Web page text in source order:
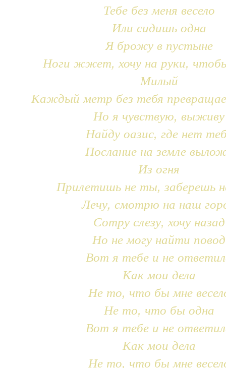
Тебе без меня весело
Или сидишь одна
Я брожу в пустыне
Ноги жжет, хочу на руки,
Милый
Каждый метр без тебя
Но я чувствую, выживу
Найду оазис, где нет
Послание на земле
Из огня
Прилетишь не ты, заберешь
Лечу, смотрю на наш
Сотру слезу, хочу назад
Но не могу найти повод
Вот я тебе и не
Как мои дела
Не то, что бы мне
Не то, что бы одна
Вот я тебе и не
Как мои дела
Не то, что бы мне